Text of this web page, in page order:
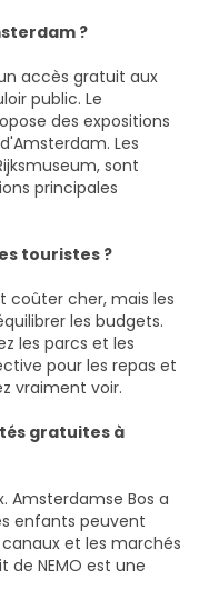
?
accès gratuit aux
public. Le
des expositions
Les
sont
principales
touristes ?
coûter cher, mais les
les budgets.
les parcs et les
pour les repas et
vraiment voir.
gratuites à
Amsterdamse Bos a
enfants peuvent
canaux et les marchés
de NEMO est une